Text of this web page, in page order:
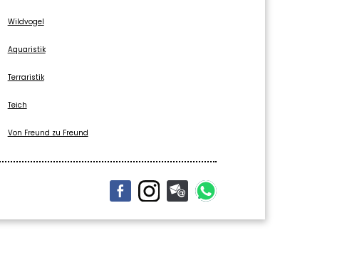
Wildvogel
Aquaristik
Terraristik
Teich
Von Freund zu Freund